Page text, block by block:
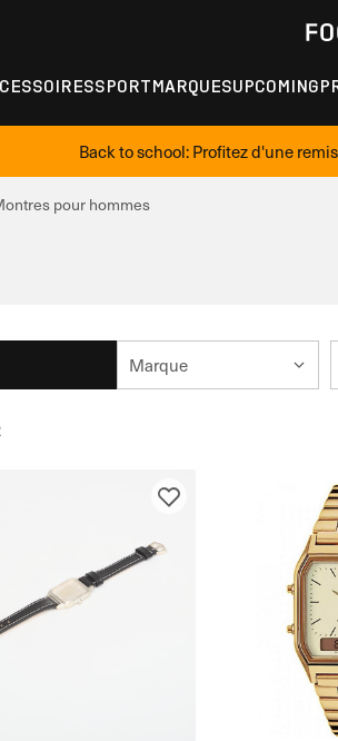
SPORTMARQUESUPCOMING
Back to school: Profitez d'une
pour hommes
Marque